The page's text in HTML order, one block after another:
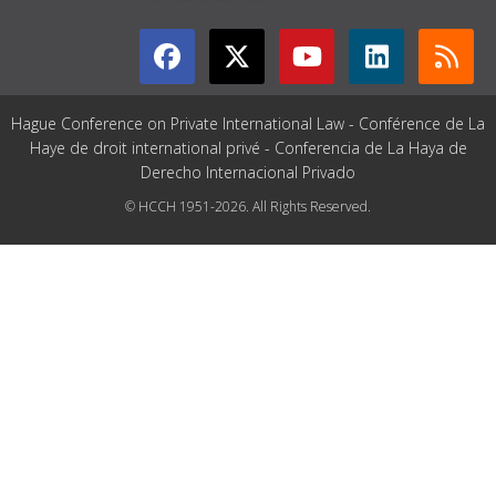
Hague Conference on Private International Law - Conférence de La
Haye de droit international privé - Conferencia de La Haya de
Derecho Internacional Privado
© HCCH 1951-2026. All Rights Reserved.